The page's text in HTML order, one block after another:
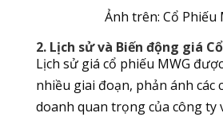
Ảnh trên: Cổ Phiếu
2. Lịch sử và Biến động giá
Lịch sử giá cổ phiếu MWG
nhiều giai đoạn, phản ánh các
doanh quan trọng của công ty